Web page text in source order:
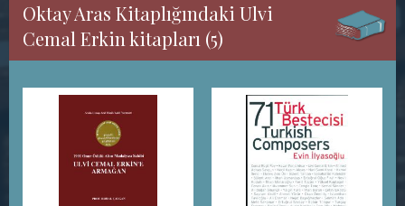
Oktay Aras Kitaplığındaki Ulvi
Cemal Erkin kitapları (5)